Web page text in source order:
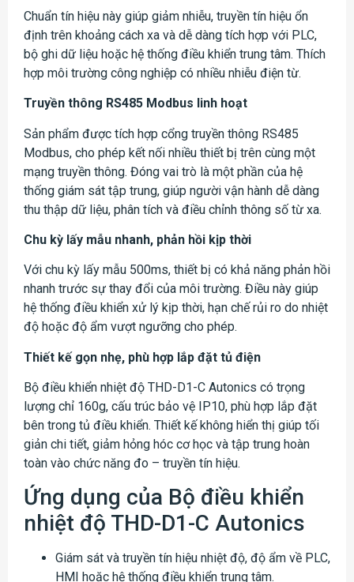
Chuẩn tín hiệu này giúp giảm nhiễu, truyền tín hiệu ổn
định trên khoảng cách xa và dễ dàng tích hợp với PLC,
bộ ghi dữ liệu hoặc hệ thống điều khiển trung tâm. Thích
hợp môi trường công nghiệp có nhiều nhiễu điện từ.
Truyền thông RS485 Modbus linh hoạt
Sản phẩm được tích hợp cổng truyền thông RS485
Modbus, cho phép kết nối nhiều thiết bị trên cùng một
mạng truyền thông. Đóng vai trò là một phần của hệ
thống giám sát tập trung, giúp người vận hành dễ dàng
thu thập dữ liệu, phân tích và điều chỉnh thông số từ xa.
Chu kỳ lấy mẫu nhanh, phản hồi kịp thời
Với chu kỳ lấy mẫu 500ms, thiết bị có khả năng phản hồi
nhanh trước sự thay đổi của môi trường. Điều này giúp
hệ thống điều khiển xử lý kịp thời, hạn chế rủi ro do nhiệt
độ hoặc độ ẩm vượt ngưỡng cho phép.
Thiết kế gọn nhẹ, phù hợp lắp đặt tủ điện
Bộ điều khiển nhiệt độ THD-D1-C Autonics có trọng
lượng chỉ 160g, cấu trúc bảo vệ IP10, phù hợp lắp đặt
bên trong tủ điều khiển. Thiết kế không hiển thị giúp tối
giản chi tiết, giảm hỏng hóc cơ học và tập trung hoàn
toàn vào chức năng đo – truyền tín hiệu.
Ứng dụng của Bộ điều khiển
nhiệt độ THD-D1-C Autonics
Giám sát và truyền tín hiệu nhiệt độ, độ ẩm về PLC,
HMI hoặc hệ thống điều khiển trung tâm.